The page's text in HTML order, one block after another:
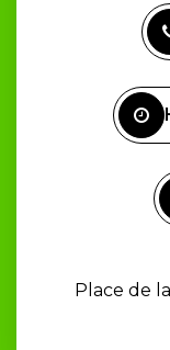
Place de